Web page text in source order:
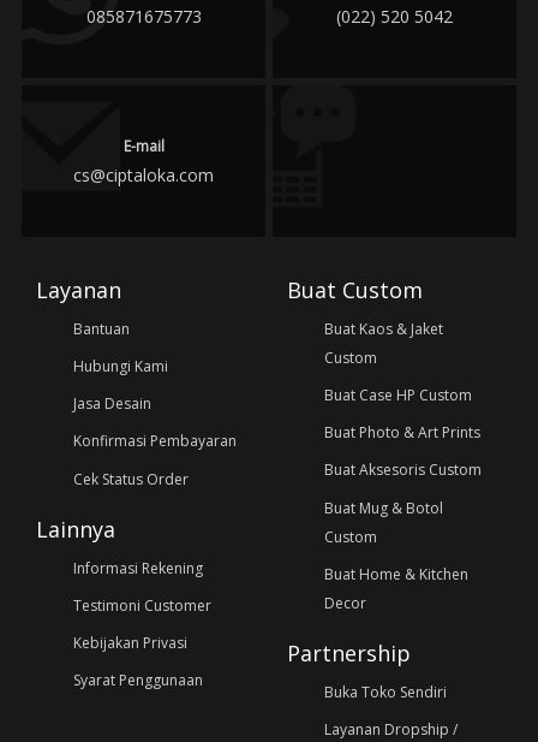
085871675773 (022) 520 5042
E-mail
cs@ciptaloka.com
Layanan
Bantuan
Hubungi Kami
Jasa Desain
Konfirmasi Pembayaran
Cek Status Order
Lainnya
Informasi Rekening
Testimoni Customer
Kebijakan Privasi
Syarat Penggunaan
Buat Custom
Buat Kaos & Jaket
Custom
Buat Case HP Custom
Buat Photo & Art Prints
Buat Aksesoris Custom
Buat Mug & Botol
Custom
Buat Home & Kitchen
Decor
Partnership
Buka Toko Sendiri
Layanan Dropship /